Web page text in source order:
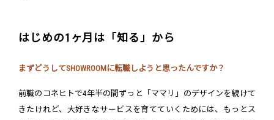
はじめの1ヶ月は「知る」から
まずどうしてSHOWROOMに転職しようと思ったんですか？
前職のコネヒトで4年半の間ずっと「ママリ」のデザインを続けて
きたけれど、大好きなサービスを育てていくためには、もっとス